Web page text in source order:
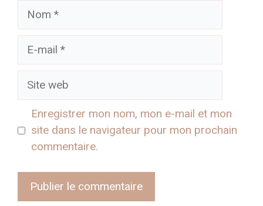
Nom
Site
Enregistrer mon nom, mon e-mail et mon
site dans le navigateur pour mon prochain
commentaire.